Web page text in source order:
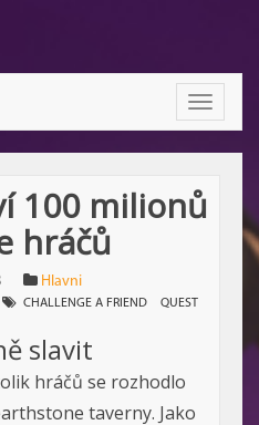
Toggle
100 milionů
hráčů
Hlavni
CHALLENGE A FRIEND QUEST
slavit
hráčů se rozhodlo
taverny. Jako